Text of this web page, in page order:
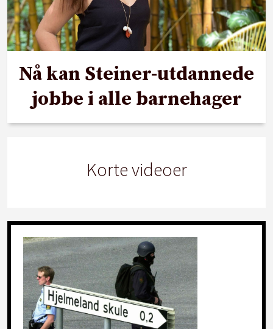
Nå kan Steiner-utdannede
jobbe i alle barnehager
Korte videoer